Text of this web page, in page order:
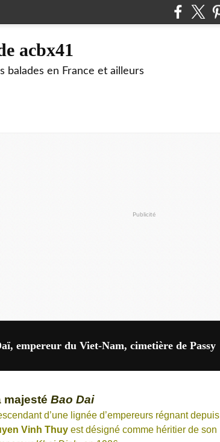
acbx41
balades en France et ailleurs
Publicité
empereur du Viet-Nam, cimetière de Passy
majesté Bao Dai
d’une lignée d’empereurs régnant depuis
Vinh Thuy est désigné comme héritier de son